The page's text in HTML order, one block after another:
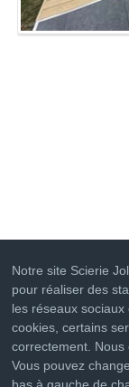
Notre site Scierie
pour réaliser des
les réseaux
cookies, certains
correctement. Nous
Vous pouvez